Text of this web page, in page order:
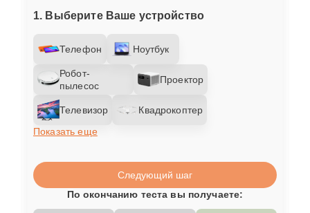
1. Выберите Ваше устройство
Телефон Ноутбук
Робот-
пылесос
Проектор
Телевизор
Квадрокоптер
Показать еще
Следующий шаг
По окончанию теста вы получаете: